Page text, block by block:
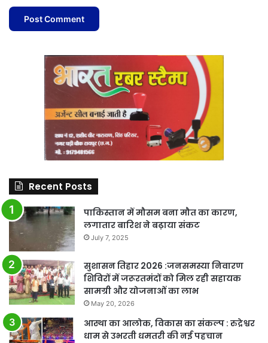
Recent Posts
पाकिस्तान में मौसम बना मौत का कारण,
लगातार बारिश ने बढ़ाया संकट
July 7, 2025
सुशासन तिहार 2026 :जनसमस्या निवारण
शिविरों में जरूरतमंदों को मिल रही सहायक
सामग्री और योजनाओं का लाभ
May 20, 2026
आस्था का आलोक, विकास का संकल्प : रुद्रेश्वर
धाम से उभरती धमतरी की नई पहचान